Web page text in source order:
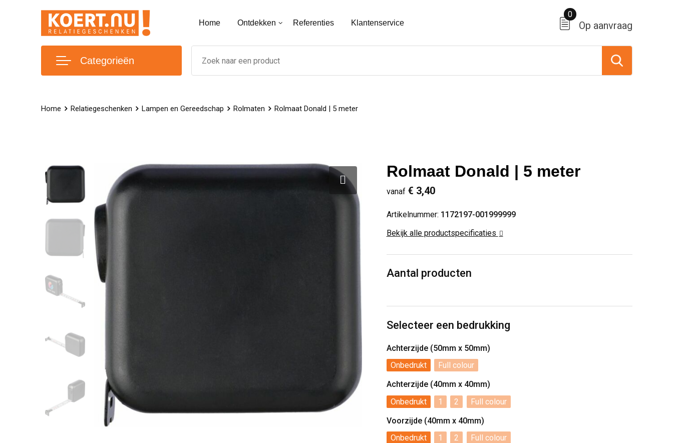
Home Ontdekken Referenties Klantenservice Op aanvraag
0
Categorieën
Home Relatiegeschenken Lampen en Gereedschap Rolmaten Rolmaat Donald | 5 meter
Rolmaat Donald | 5 meter
vanaf € 3,40
Artikelnummer: 1172197-001999999
Bekijk alle productspecificaties
Aantal producten
Selecteer een bedrukking
Achterzijde (50mm x 50mm)
Onbedrukt
Full colour
Achterzijde (40mm x 40mm)
Onbedrukt
1 2
Full colour
Voorzijde (40mm x 40mm)
Onbedrukt
1 2
Full colour